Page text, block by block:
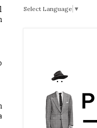
Select Language ▼